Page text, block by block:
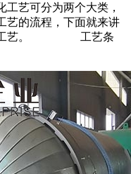
可分为两个大类，
艺的流程，下面就来讲
化工艺。 工艺条